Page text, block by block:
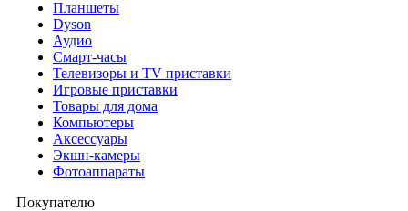
Планшеты
Dyson
Аудио
Смарт-часы
Телевизоры и TV приставки
Игровые приставки
Товары для дома
Компьютеры
Аксесcуары
Экшн-камеры
Фотоаппараты
Покупателю